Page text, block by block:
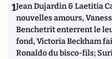
1Jean Dujardin & Laetitia
nouvelles amours,
Benchetrit enterrent le
fond, Victoria Beckham
Ronaldo du bisco-fils;